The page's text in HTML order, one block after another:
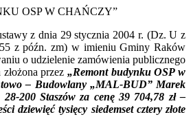
OSP W CHAŃCZY”
z dnia 29 stycznia 2004 r. (Dz. U z
z późn. zm) w imieniu Gminy Raków
o udzielenie zamówienia publicznego
przez „Remont budynku OSP w
– Budowlany „MAL-BUD” Marek
200 Staszów za cenę 39 704,78 zł –
dziewięć tysięcy siedemset cztery złote